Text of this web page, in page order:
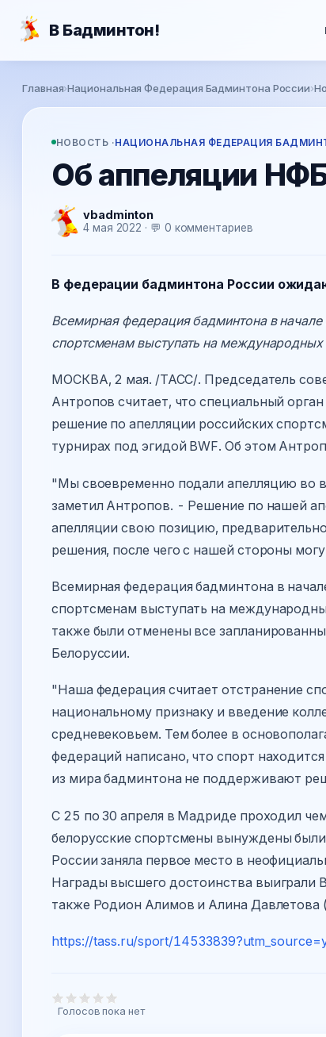
В Бадминтон!
Вы здесь
Главная›Национальная Федерация Бадминтона России›
НОВОСТЬ ·НАЦИОНАЛЬНАЯ ФЕДЕРАЦИЯ
Об аппеляции
vbadminton
4 мая 2022 · 💬 0 комментариев
В федерации бадминтона России
Всемирная федерация бадминтона в
спортсменам выступать на международных
МОСКВА, 2 мая. /ТАСС/. Председатель
Антропов считает, что специальный
решение по апелляции российских
турнирах под эгидой BWF. Об этом
"Мы своевременно подали апелляцию во
заметил Антропов. - Решение по нашей
апелляции свою позицию,
решения, после чего с нашей стороны
Всемирная федерация бадминтона в
спортсменам выступать на
также были отменены все
Белоруссии.
"Наша федерация считает отстранение
национальному признаку и введение
средневековьем. Тем более в
федераций написано, что спорт
из мира бадминтона не поддерживают
С 25 по 30 апреля в Мадриде проходил
белорусские спортсмены вынуждены
России заняла первое место в
Награды высшего достоинства
также Родион Алимов и Алина Давлетова
https://tass.ru/sport/
Голосов пока нет